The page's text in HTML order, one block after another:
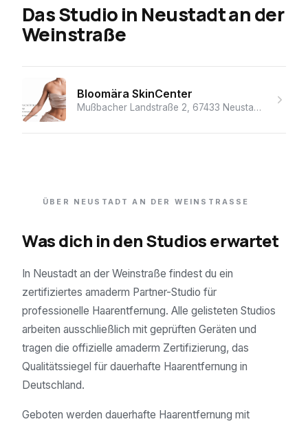
Das Studioin Neustadt an der
Weinstraße
Bloomära SkinCenter
Mußbacher Landstraße 2, 67433 Neustadt an der Weinstraße, Deutschland
ÜBER NEUSTADT AN DER WEINSTRASSE
Was dich in den Studios erwartet
In Neustadt an der Weinstraße findest du ein
zertifiziertes amaderm Partner-Studio für
professionelle Haarentfernung. Alle gelisteten Studios
arbeiten ausschließlich mit geprüften Geräten und
tragen die offizielle amaderm Zertifizierung, das
Qualitätssiegel für dauerhafte Haarentfernung in
Deutschland.
Geboten werden dauerhafte Haarentfernung mit